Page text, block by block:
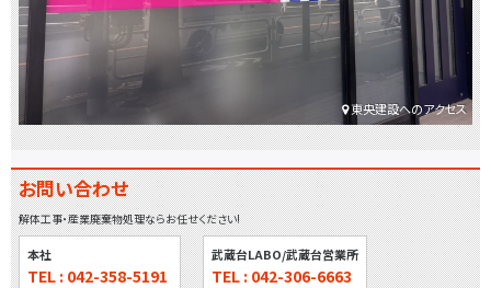
東央建設へのアクセス
お問い合わせ
解体工事・産業廃棄物処理ならお任せください!
本社
TEL : 042-358-5191
武蔵台LABO/武蔵台営業所
TEL : 042-306-6663